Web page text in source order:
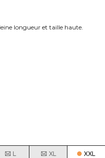
longueur et taille haute.
L XL XXL